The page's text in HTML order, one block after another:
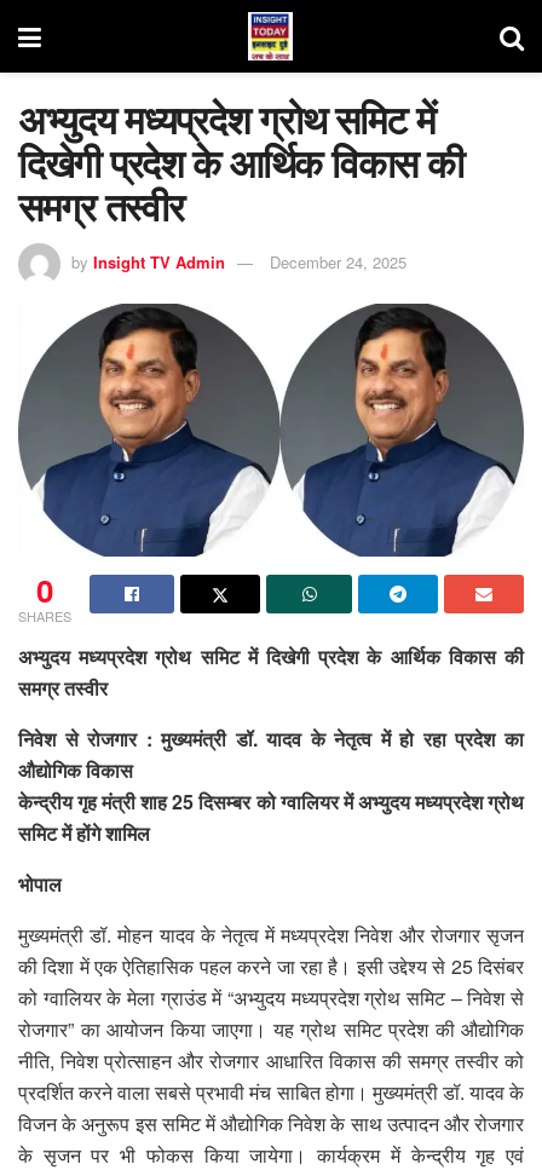
अभ्युदय मध्यप्रदेश ग्रोथ समिट में
दिखेगी प्रदेश के आर्थिक विकास की
समग्र तस्वीर
by Insight TV Admin December 24, 2025
0
SHARES
अभ्युदय मध्यप्रदेश ग्रोथ समिट में दिखेगी प्रदेश के आर्थिक विकास की
समग्र तस्वीर
निवेश से रोजगार : मुख्यमंत्री डॉ. यादव के नेतृत्व में हो रहा प्रदेश का
औद्योगिक विकास
केन्द्रीय गृह मंत्री शाह 25 दिसम्बर को ग्वालियर में अभ्युदय मध्यप्रदेश ग्रोथ
समिट में होंगे शामिल
भोपाल
मुख्यमंत्री डॉ. मोहन यादव के नेतृत्व में मध्यप्रदेश निवेश और रोजगार सृजन
की दिशा में एक ऐतिहासिक पहल करने जा रहा है। इसी उद्देश्य से 25 दिसंबर
को ग्वालियर के मेला ग्राउंड में “अभ्युदय मध्यप्रदेश ग्रोथ समिट – निवेश से
रोजगार” का आयोजन किया जाएगा। यह ग्रोथ समिट प्रदेश की औद्योगिक
नीति, निवेश प्रोत्साहन और रोजगार आधारित विकास की समग्र तस्वीर को
प्रदर्शित करने वाला सबसे प्रभावी मंच साबित होगा। मुख्यमंत्री डॉ. यादव के
विजन के अनुरूप इस समिट में औद्योगिक निवेश के साथ उत्पादन और रोजगार
के सृजन पर भी फोकस किया जायेगा। कार्यक्रम में केन्द्रीय गृह एवं